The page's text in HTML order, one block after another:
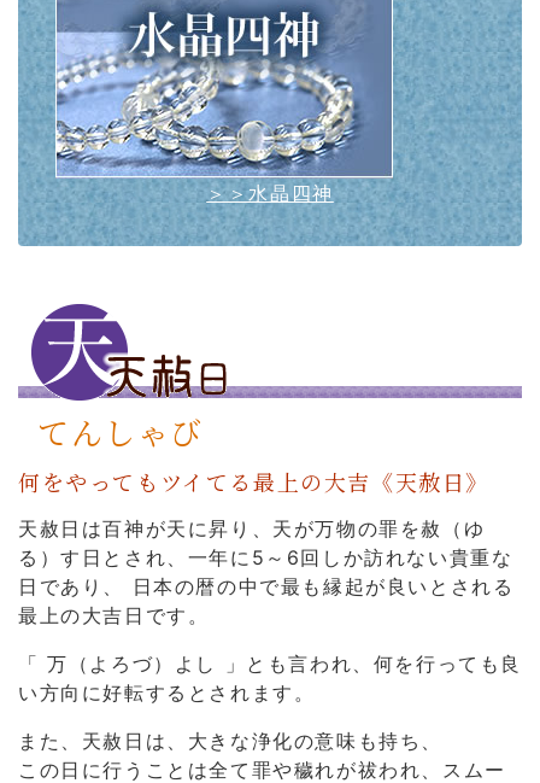
＞＞水晶四神
てんしゃび
何をやってもツイてる最上の大吉《天赦日》
天赦日は百神が天に昇り、天が万物の罪を赦（ゆ
る）す日とされ、一年に5～6回しか訪れない貴重な
日であり、
日本の暦の中で最も縁起が良いとされる
最上の大吉日です。
「 万（よろづ）よし 」とも言われ、何を行っても良
い方向に好転するとされます。
また、天赦日は、大きな浄化の意味も持ち、
この日に行うことは全て罪や穢れが祓われ、スムー